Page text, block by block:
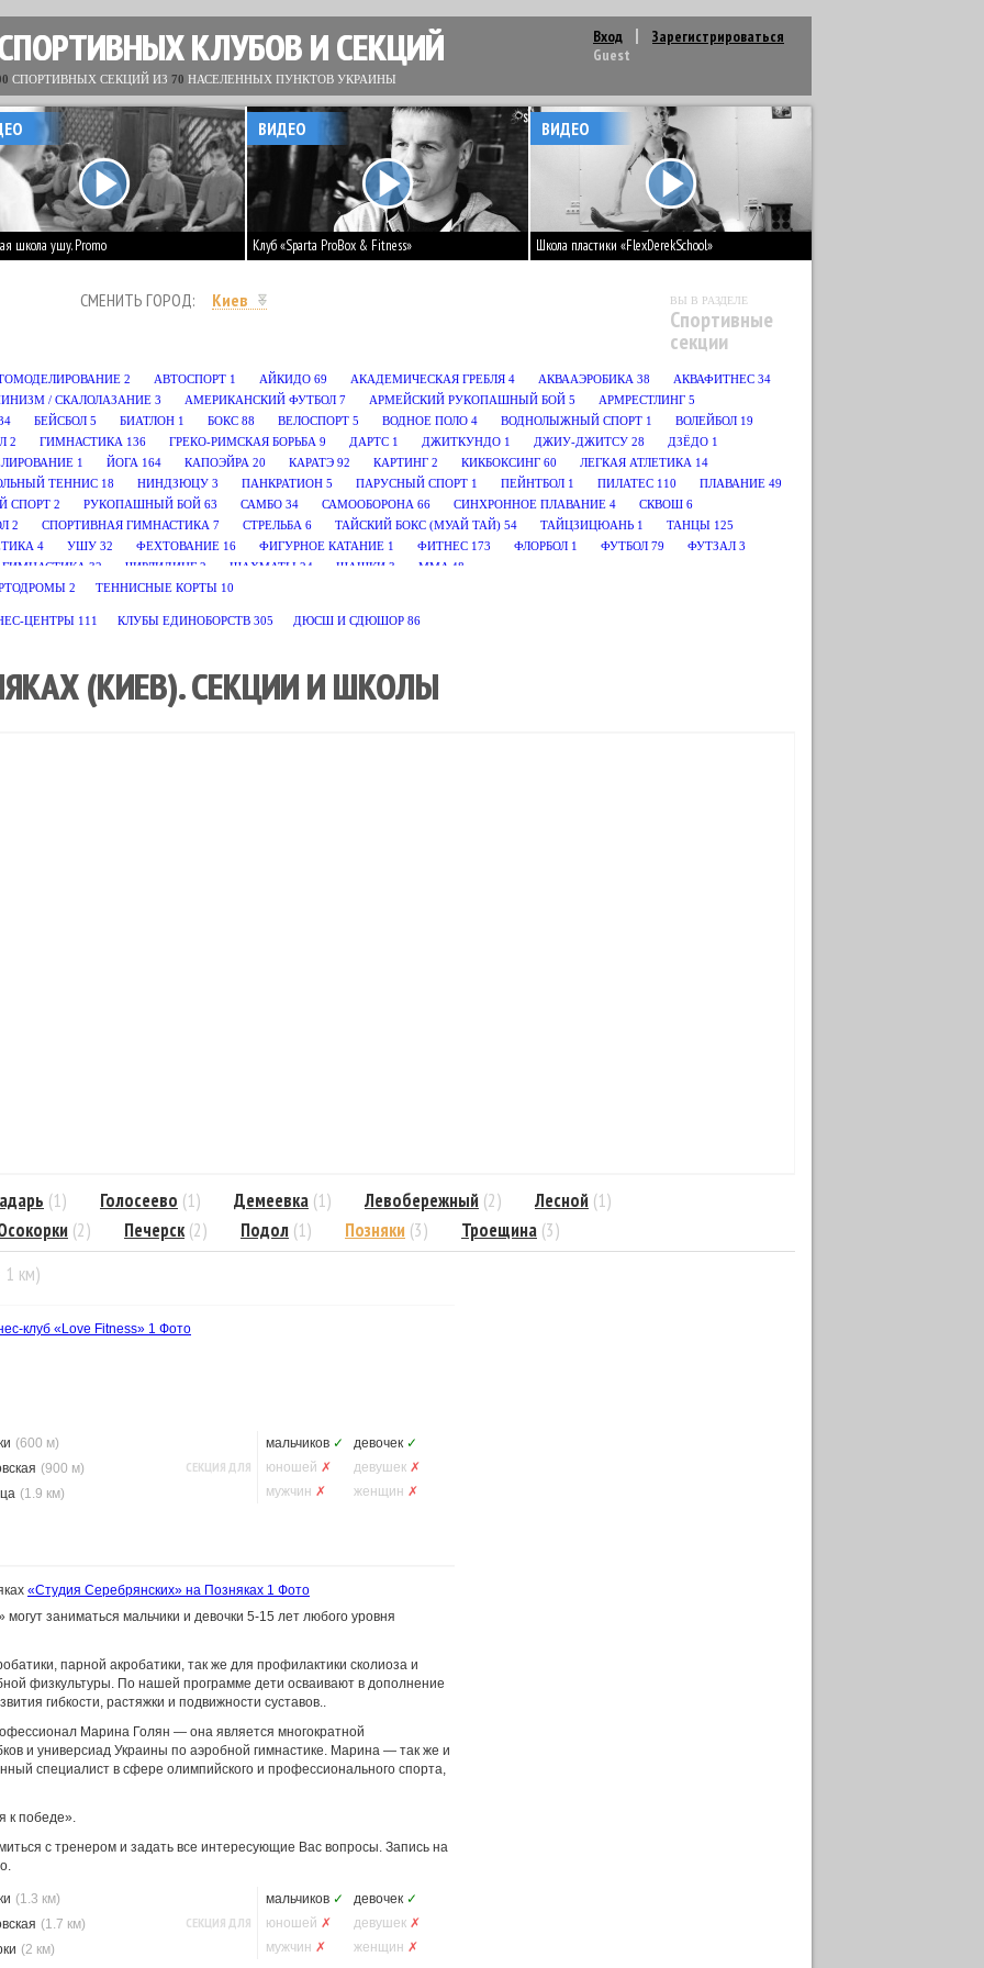
Вход
Зарегистрироваться
Guest
КЛУБОВ И СЕКЦИЙ
СПОРТИВНЫХ СЕКЦИЙ ИЗ 70 НАСЕЛЕННЫХ ПУНКТОВ УКРАИНЫ
школа ушу. Promo Клуб «Sparta ProBox & Fitness»
ВИДЕО
Школа пластики «FlexDerekSchool»
ВИДЕО
СМЕНИТЬ ГОРОД: Киев ВЫ В РАЗДЕЛЕ
Спортивные
секции
2 АВТОСПОРТ 1 АЙКИДО 69 АКАДЕМИЧЕСКАЯ ГРЕБЛЯ 4 АКВААЭРОБИКА 38 АКВАФИТНЕС 34
/ СКАЛОЛАЗАНИЕ 3 АМЕРИКАНСКИЙ ФУТБОЛ 7 АРМЕЙСКИЙ РУКОПАШНЫЙ БОЙ 5 АРМРЕСТЛИНГ 5
БЕЙСБОЛ 5 БИАТЛОН 1 БОКС 88 ВЕЛОСПОРТ 5 ВОДНОЕ ПОЛО 4 ВОДНОЛЫЖНЫЙ СПОРТ 1 ВОЛЕЙБОЛ 19
2 ГИМНАСТИКА 136 ГРЕКО-РИМСКАЯ БОРЬБА 9 ДАРТС 1 ДЖИТКУНДО 1 ДЖИУ-ДЖИТСУ 28 ДЗЁДО 1
1 ЙОГА 164 КАПОЭЙРА 20 КАРАТЭ 92 КАРТИНГ 2 КИКБОКСИНГ 60 ЛЕГКАЯ АТЛЕТИКА 14
ТЕННИС 18 НИНДЗЮЦУ 3 ПАНКРАТИОН 5 ПАРУСНЫЙ СПОРТ 1 ПЕЙНТБОЛ 1 ПИЛАТЕС 110 ПЛАВАНИЕ 49
СПОРТ 2 РУКОПАШНЫЙ БОЙ 63 САМБО 34 САМООБОРОНА 66 СИНХРОННОЕ ПЛАВАНИЕ 4 СКВОШ 6
2 СПОРТИВНАЯ ГИМНАСТИКА 7 СТРЕЛЬБА 6 ТАЙСКИЙ БОКС (МУАЙ ТАЙ) 54 ТАЙЦЗИЦЮАНЬ 1 ТАНЦЫ 125
4 УШУ 32 ФЕХТОВАНИЕ 16 ФИГУРНОЕ КАТАНИЕ 1 ФИТНЕС 173 ФЛОРБОЛ 1 ФУТБОЛ 79 ФУТЗАЛ 3
32 ЧИРЛИДИНГ 2 ШАХМАТЫ 24 ШАШКИ 3 MMA 48
2 ТЕННИСНЫЕ КОРТЫ 10
ЦЕНТРЫ 111 КЛУБЫ ЕДИНОБОРСТВ 305 ДЮСШ И СДЮШОР 86
(КИЕВ). СЕКЦИИ И ШКОЛЫ
(1) Голосеево (1) Демеевка (1) Левобережный (2) Лесной (1)
(2) Печерск (2) Подол (1) Позняки (3) Троещина (3)
1 км)
клуб «Love Fitness» 1 Фото
(600 м)
(900 м)
(1.9 км)
СЕКЦИЯ ДЛЯ
мальчиков ✓ девочек ✓
юношей ✗ девушек ✗
мужчин ✗ женщин ✗
«Студия Серебрянских» на Позняках 1 Фото
заниматься мальчики и девочки 5-15 лет любого уровня
парной акробатики, так же для профилактики сколиоза и
физкультуры. По нашей программе дети осваивают в дополнение
гибкости, растяжки и подвижности суставов..
Марина Голян — она является многократной
и универсиад Украины по аэробной гимнастике. Марина — так же и
специалист в сфере олимпийского и профессионального спорта,
к победе».
с тренером и задать все интересующие Вас вопросы. Запись на
(1.3 км)
(1.7 км)
(2 км)
СЕКЦИЯ ДЛЯ
мальчиков ✓ девочек ✓
юношей ✗ девушек ✗
мужчин ✗ женщин ✗